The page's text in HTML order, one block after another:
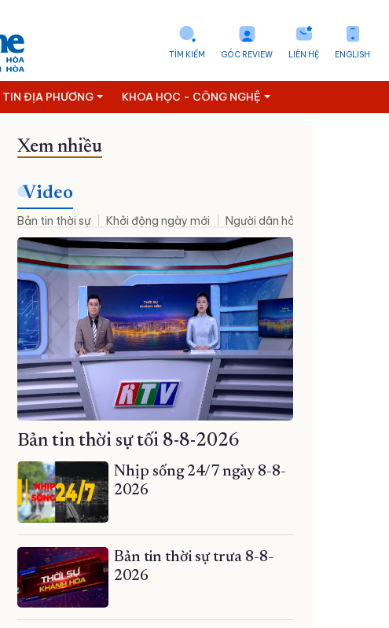
ENGLISH
LIÊN HỆ
GÓC REVIEW
TÌM KIẾM
TIN ĐỊA PHƯƠNG KHOA HỌC - CÔNG NGHỆ
Xem nhiều
Video
Bản tin thời sự Khởi động ngày mới Người dân hỏi – Cơ quan nhà
Bản tin thời sự tối 8-8-2026
Nhịp sống 24/7 ngày 8-8-
2026
Bản tin thời sự trưa 8-8-
2026